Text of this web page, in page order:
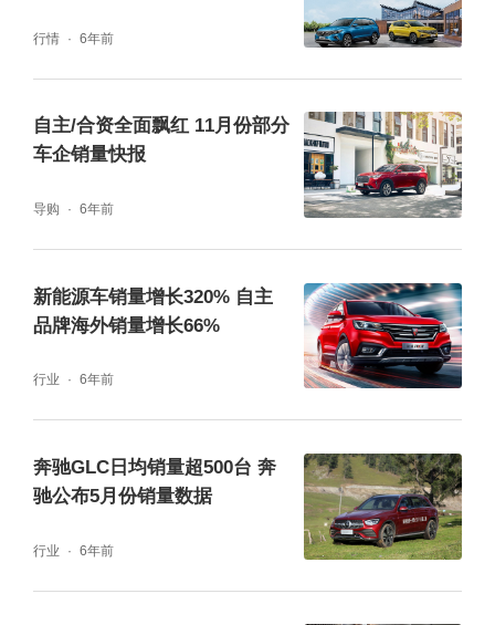
样适合全民家用的现象级产品，无法快速大幅
提升；魏牌经历了VV系列的停产，全新车型咖
啡系列由于定位模糊，并未受到市场青睐。
今年8月，长城汽车赋予哈弗品牌新的活力，
哈弗H6 DHT车型正式被推出，也宣告了长城
汽车将其王牌产品推向全新赛道，从而挽回失
去的市场份额，但就目前来看，H6 DHT车型
6 DHT-PHEV十月份上险量也仅有777辆，想
要重新确立产品地位还需时间。
吉利产品需求量增加，极氪、领克是目前发展
行情 6年前
自主/合资全面飘红 11月份部分
车企销量快报
导购 6年前
新能源车销量增长320% 自主
品牌海外销量增长66%
行业 6年前
奔驰GLC日均销量超500台 奔
驰公布5月份销量数据
行业 6年前